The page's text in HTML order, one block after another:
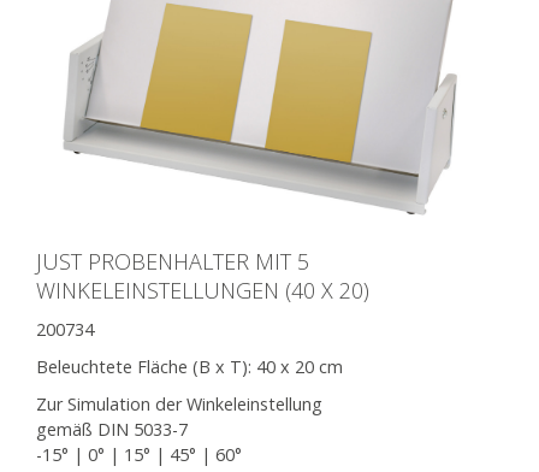
JUST PROBENHALTER MIT 5
WINKELEINSTELLUNGEN (40 X 20)
200734
Beleuchtete Fläche (B x T): 40 x 20 cm
Zur Simulation der Winkeleinstellung
gemäß DIN 5033-7
-15° | 0° | 15° | 45° | 60°